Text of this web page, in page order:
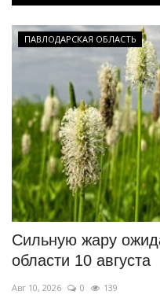
ПАВЛОДАРСКАЯ ОБЛАСТЬ
Сильную жару
области 10 августа
Авг 10, 2026 0 139